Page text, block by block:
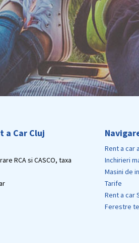
a Car Cluj
RCA si CASCO, taxa
Rent a car
Inchirieri
Masini de
Tarife
Rent a car
Ferestre